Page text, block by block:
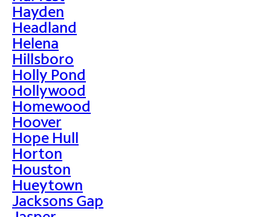
Hayden
Headland
Helena
Hillsboro
Holly Pond
Hollywood
Homewood
Hoover
Hope Hull
Horton
Houston
Hueytown
Jacksons Gap